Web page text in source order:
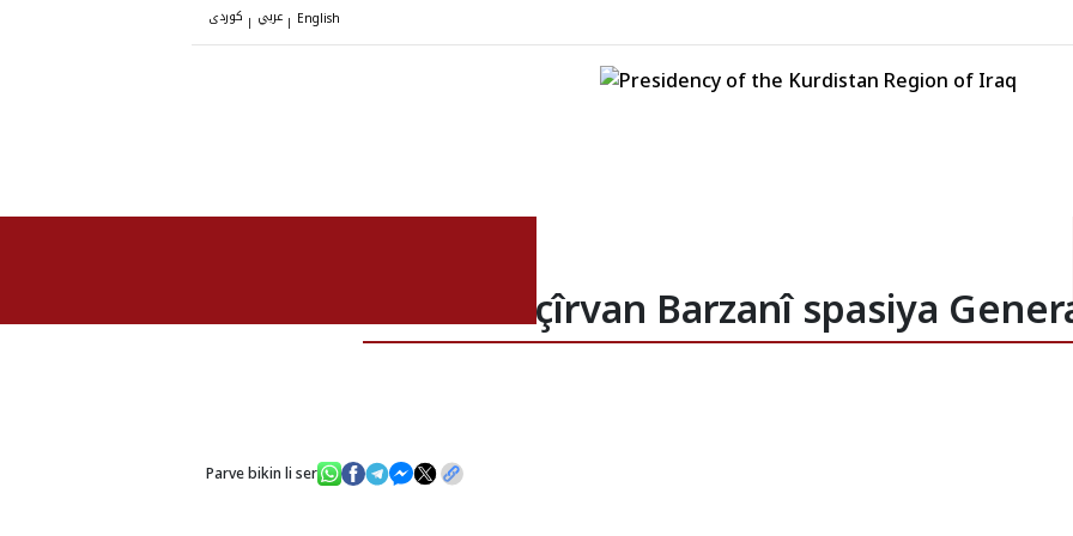
| | English
Serok Nêçîrvan Barzanî spasiya
Parve bikin li ser